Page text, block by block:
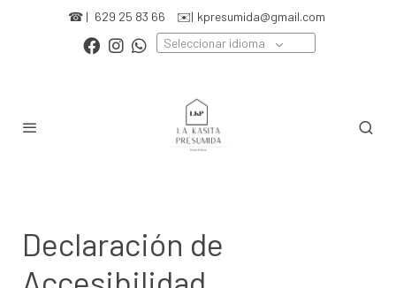
☎ | 629 25 83 66 ✉️| kpresumida@gmail.com
Seleccionar idioma
Declaración de